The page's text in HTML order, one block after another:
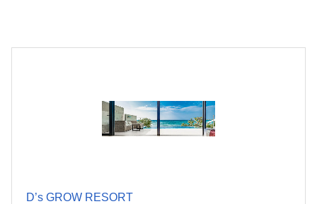
D’s GROW RESORT